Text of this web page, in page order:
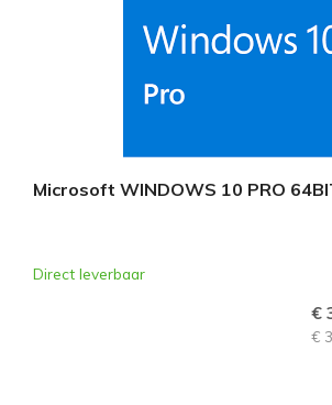
Microsoft WINDOWS 10 PRO
Direct leverbaar
€
€